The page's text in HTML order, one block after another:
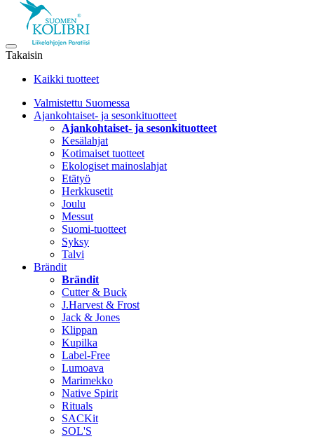
Takaisin
Kaikki tuotteet
Valmistettu Suomessa
Ajankohtaiset- ja sesonkituotteet
Ajankohtaiset- ja sesonkituotteet
Kesälahjat
Kotimaiset tuotteet
Ekologiset mainoslahjat
Etätyö
Herkkusetit
Joulu
Messut
Suomi-tuotteet
Syksy
Talvi
Brändit
Brändit
Cutter & Buck
J.Harvest & Frost
Jack & Jones
Klippan
Kupilka
Label-Free
Lumoava
Marimekko
Native Spirit
Rituals
SACKit
SOL'S